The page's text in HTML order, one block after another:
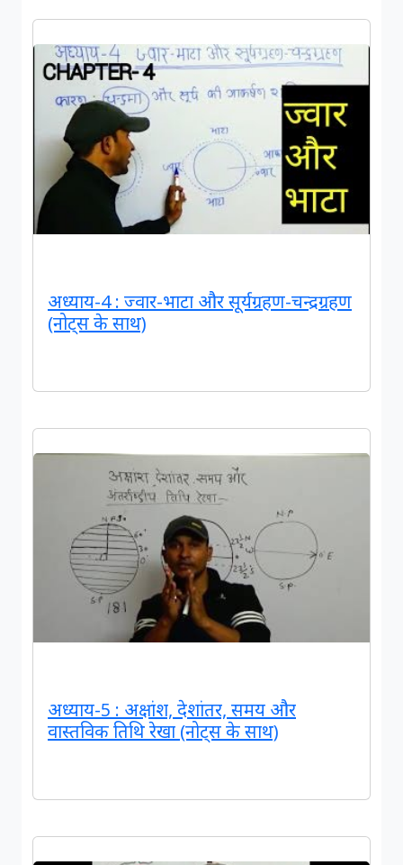
अध्याय-4 : ज्वार-भाटा और सूर्यग्रहण-चन्द्रग्रहण
(नोट्स के साथ)
अध्याय-5 : अक्षांश, देशांतर, समय और
वास्तविक तिथि रेखा (नोट्स के साथ)